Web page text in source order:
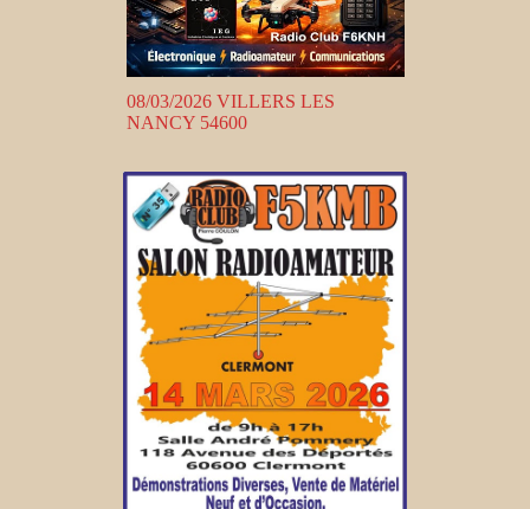
08/03/2026 VILLERS LES
NANCY 54600